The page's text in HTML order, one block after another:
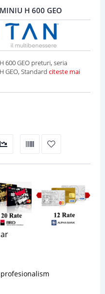
H 600 GEO
600 GEO preturi, seria
GEO, Standard citeste mai